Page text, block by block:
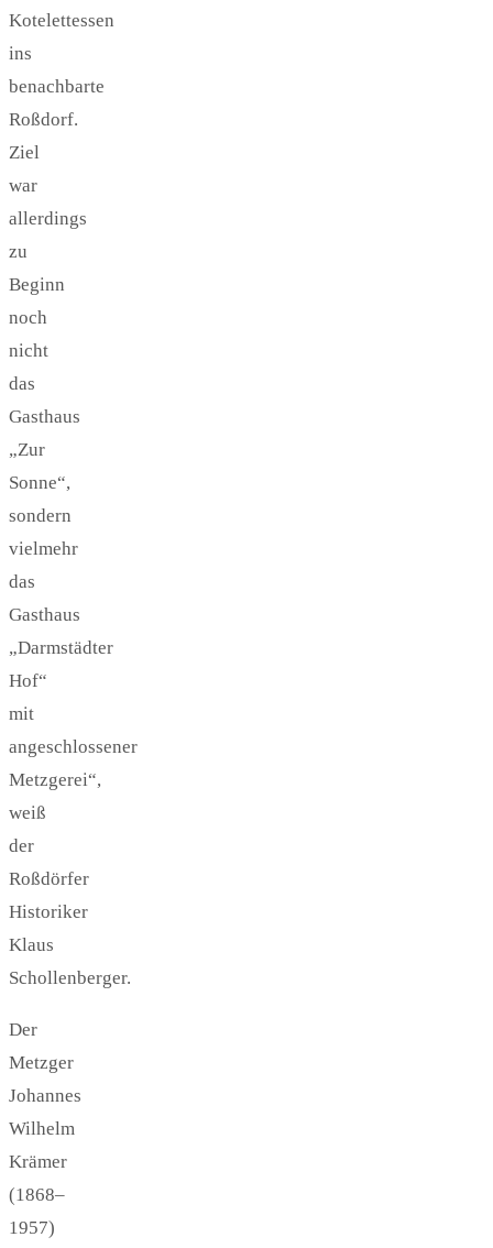
Kotelettessen
ins
benachbarte
Roßdorf.
Ziel
war
allerdings
zu
Beginn
noch
nicht
das
Gasthaus
„Zur
Sonne“,
sondern
vielmehr
das
Gasthaus
„Darmstädter
Hof“
mit
angeschlossener
Metzgerei“,
weiß
der
Roßdörfer
Historiker
Klaus
Schollenberger.
Der
Metzger
Johannes
Wilhelm
Krämer
(1868–
1957)